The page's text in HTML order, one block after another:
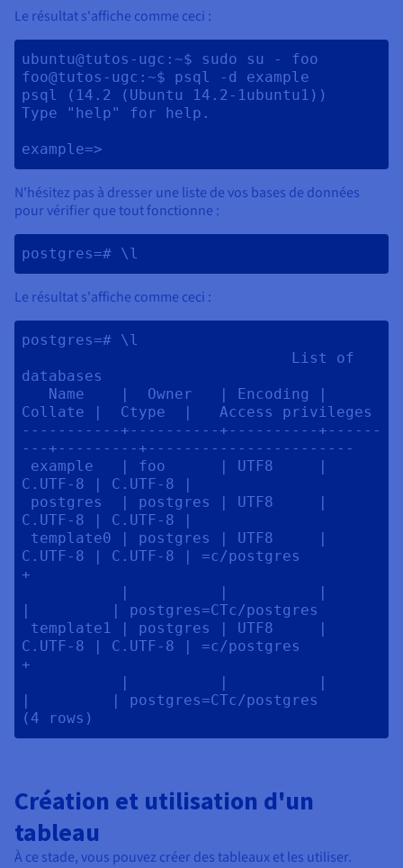
Le résultat s'affiche comme ceci :
ubuntu@tutos-ugc:~$ sudo su - foo
foo@tutos-ugc:~$ psql -d example
psql (14.2 (Ubuntu 14.2-1ubuntu1))
Type "help" for help.
N'hésitez pas à dresser une liste de vos bases de données
pour vérifier que tout fonctionne :
postgres=# \l
Le résultat s'affiche comme ceci :
postgres=# \l
databases
Collate |  Ctype  |   Access privileges
-----------+----------+----------+------
---+---------+-----------------------
C.UTF-8 | C.UTF-8 |
C.UTF-8 | C.UTF-8 |
C.UTF-8 | C.UTF-8 | =c/postgres
+
|         | postgres=CTc/postgres
C.UTF-8 | C.UTF-8 | =c/postgres
+
|         | postgres=CTc/postgres
Création et utilisation d'un
tableau
À ce stade, vous pouvez créer des tableaux et les utiliser.